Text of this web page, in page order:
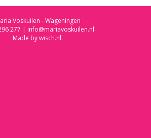
Voskuilen - Wageningen
277 | info@mariavoskuilen.nl
Made bywisch.nl.